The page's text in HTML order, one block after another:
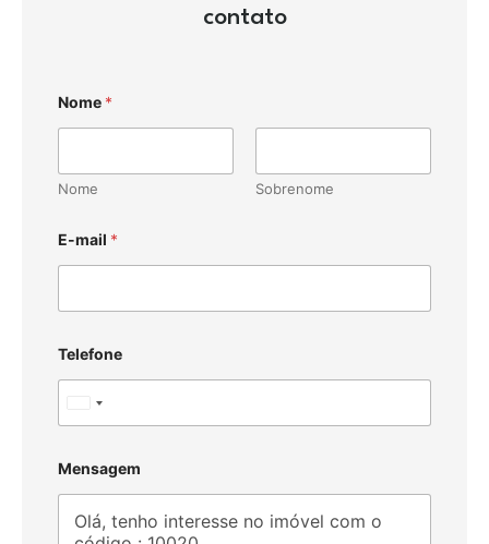
contato
Nome *
Nome Sobrenome
E-mail *
Telefone
i
t
e
Mensagem